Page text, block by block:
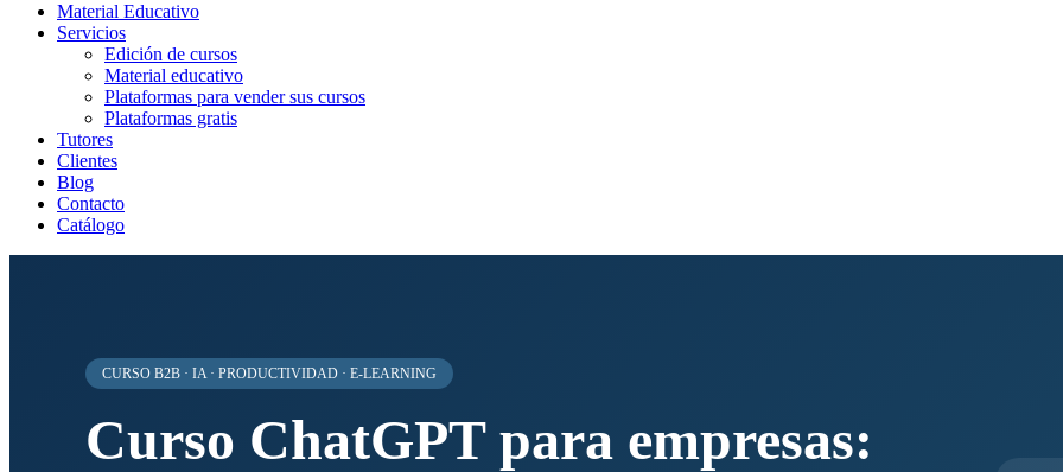
Material Educativo
Servicios
Edición de cursos
Material educativo
Plataformas para vender sus cursos
Plataformas gratis
Tutores
Clientes
Blog
Contacto
Catálogo
CURSO B2B · IA · PRODUCTIVIDAD · E-LEARNING
Curso ChatGPT para empresas: